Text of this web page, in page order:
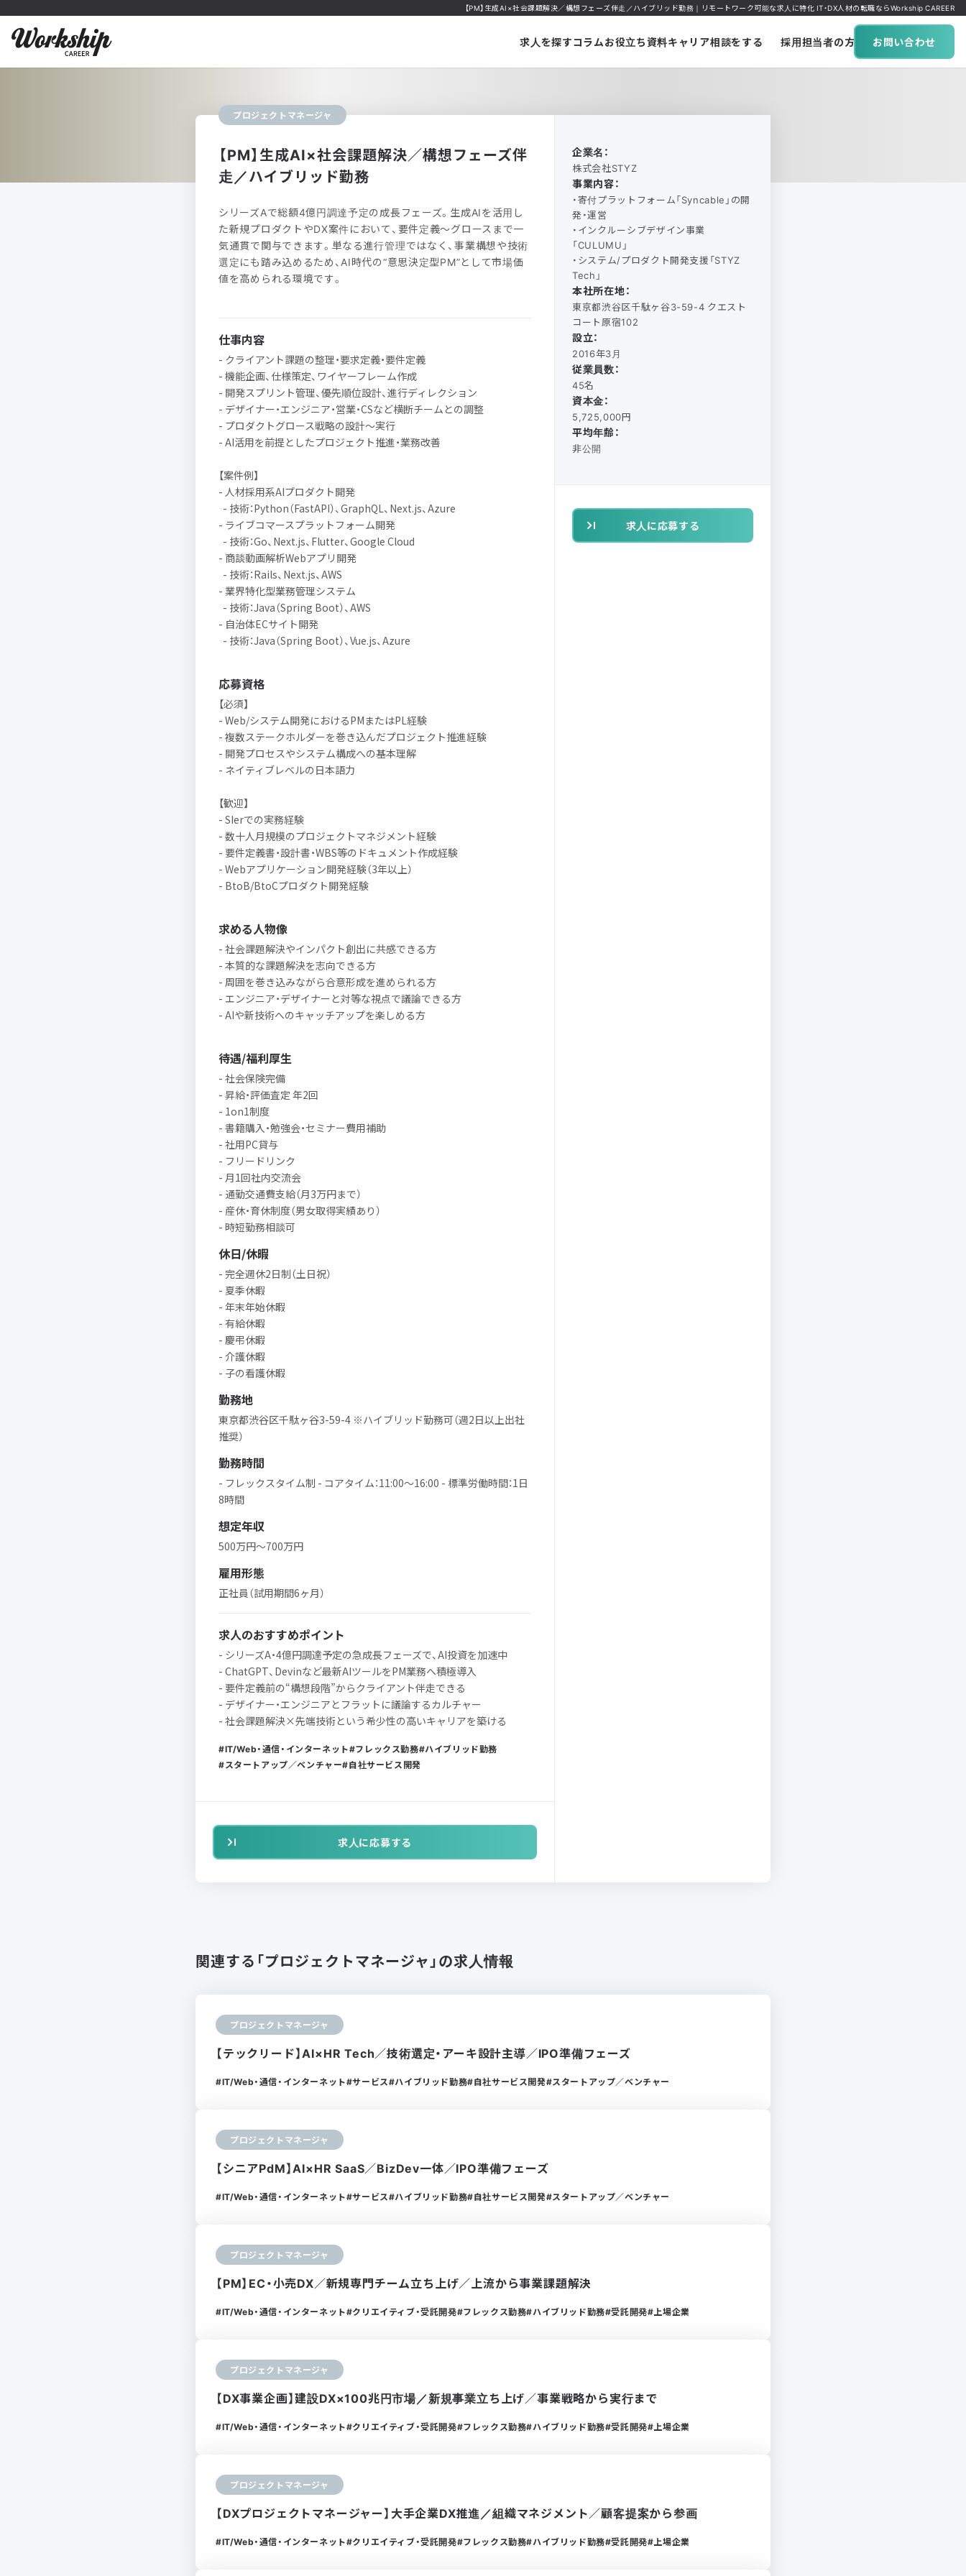
【PM】生成AI×社会課題解決／構想フェーズ伴走／ハイブリッド勤務｜リモートワーク可能な求人に特化 IT・DX人材の転職ならWorkship CAREER
求人を探すコラムお役立ち資料キャリア相談をする 採用担当者の方へ お問い合わせ
プロジェクトマネージャ
【PM】生成AI×社会課題解決／構想フェーズ伴
走／ハイブリッド勤務
シリーズAで総額4億円調達予定の成長フェーズ。生成AIを活用し
た新規プロダクトやDX案件において、要件定義〜グロースまで一
気通貫で関与できます。単なる進行管理ではなく、事業構想や技術
選定にも踏み込めるため、AI時代の“意思決定型PM”として市場価
値を高められる環境です。
仕事内容
- クライアント課題の整理・要求定義・要件定義
- 機能企画、仕様策定、ワイヤーフレーム作成
- 開発スプリント管理、優先順位設計、進行ディレクション
- デザイナー・エンジニア・営業・CSなど横断チームとの調整
- プロダクトグロース戦略の設計〜実行
- AI活用を前提としたプロジェクト推進・業務改善
【案件例】
- 人材採用系AIプロダクト開発
- 技術：Python（FastAPI）、GraphQL、Next.js、Azure
- ライブコマースプラットフォーム開発
- 技術：Go、Next.js、Flutter、Google Cloud
- 商談動画解析Webアプリ開発
- 技術：Rails、Next.js、AWS
- 業界特化型業務管理システム
- 技術：Java（Spring Boot）、AWS
- 自治体ECサイト開発
- 技術：Java（Spring Boot）、Vue.js、Azure
応募資格
【必須】
- Web/システム開発におけるPMまたはPL経験
- 複数ステークホルダーを巻き込んだプロジェクト推進経験
- 開発プロセスやシステム構成への基本理解
- ネイティブレベルの日本語力
【歓迎】
- SIerでの実務経験
- 数十人月規模のプロジェクトマネジメント経験
- 要件定義書・設計書・WBS等のドキュメント作成経験
- Webアプリケーション開発経験（3年以上）
- BtoB/BtoCプロダクト開発経験
求める人物像
- 社会課題解決やインパクト創出に共感できる方
- 本質的な課題解決を志向できる方
- 周囲を巻き込みながら合意形成を進められる方
- エンジニア・デザイナーと対等な視点で議論できる方
- AIや新技術へのキャッチアップを楽しめる方
待遇/福利厚生
- 社会保険完備
- 昇給・評価査定 年2回
- 1on1制度
- 書籍購入・勉強会・セミナー費用補助
- 社用PC貸与
- フリードリンク
- 月1回社内交流会
- 通勤交通費支給（月3万円まで）
- 産休・育休制度（男女取得実績あり）
- 時短勤務相談可
休日/休暇
- 完全週休2日制（土日祝）
- 夏季休暇
- 年末年始休暇
- 有給休暇
- 慶弔休暇
- 介護休暇
- 子の看護休暇
勤務地
東京都渋谷区千駄ヶ谷3-59-4 ※ハイブリッド勤務可（週2日以上出社
推奨）
勤務時間
- フレックスタイム制 - コアタイム：11:00〜16:00 - 標準労働時間：1日
8時間
想定年収
500万円〜700万円
雇用形態
正社員（試用期間6ヶ月）
求人のおすすめポイント
- シリーズA・4億円調達予定の急成長フェーズで、AI投資を加速中
- ChatGPT、Devinなど最新AIツールをPM業務へ積極導入
- 要件定義前の“構想段階”からクライアント伴走できる
- デザイナー・エンジニアとフラットに議論するカルチャー
- 社会課題解決×先端技術という希少性の高いキャリアを築ける
IT/Web・通信・インターネット フレックス勤務 ハイブリッド勤務
スタートアップ／ベンチャー 自社サービス開発
求人に応募する
企業名：
株式会社STYZ
事業内容：
・寄付プラットフォーム「Syncable」の開
発・運営
・インクルーシブデザイン事業
「CULUMU」
・システム/プロダクト開発支援「STYZ
Tech」
本社所在地：
東京都渋谷区千駄ヶ谷3-59-4 クエスト
コート原宿102
設立：
2016年3月
従業員数：
45名
資本金：
5,725,000円
平均年齢：
非公開
求人に応募する
関連する「プロジェクトマネージャ」の求人情報
プロジェクトマネージャ
【テックリード】AI×HR Tech／技術選定・アーキ設計主導／IPO準備フェーズ
IT/Web・通信・インターネット サービス ハイブリッド勤務 自社サービス開発 スタートアップ／ベンチャー
プロジェクトマネージャ
【シニアPdM】AI×HR SaaS／BizDev一体／IPO準備フェーズ
IT/Web・通信・インターネット サービス ハイブリッド勤務 自社サービス開発 スタートアップ／ベンチャー
プロジェクトマネージャ
【PM】EC・小売DX／新規専門チーム立ち上げ／上流から事業課題解決
IT/Web・通信・インターネット クリエイティブ・受託開発 フレックス勤務 ハイブリッド勤務 受託開発 上場企業
プロジェクトマネージャ
【DX事業企画】建設DX×100兆円市場／新規事業立ち上げ／事業戦略から実行まで
IT/Web・通信・インターネット クリエイティブ・受託開発 フレックス勤務 ハイブリッド勤務 受託開発 上場企業
プロジェクトマネージャ
【DXプロジェクトマネージャー】大手企業DX推進／組織マネジメント／顧客提案から参画
IT/Web・通信・インターネット クリエイティブ・受託開発 フレックス勤務 ハイブリッド勤務 受託開発 上場企業